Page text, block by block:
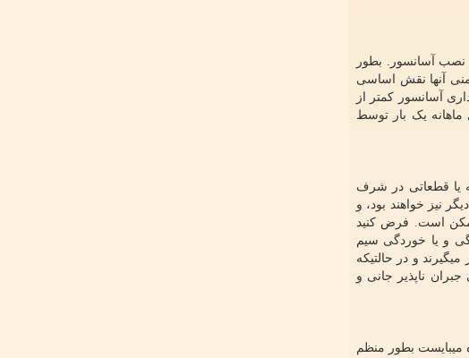
آسانسور. بطور
آنها نقش اساسی
آسانسور کمتر از
یک بار توسط
یا قطعاتی در شرف
نیز خواهند بود، و
است. فرض کنید
و یا خوردگی سیم
و در حالتیکه
ناپذیر جانی و
میبایست بطور منظم